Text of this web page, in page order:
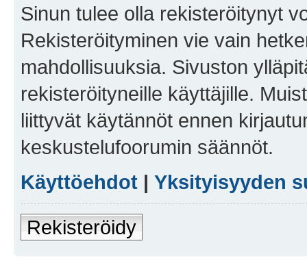
Sinun tulee olla rekisteröitynyt
Rekisteröityminen vie vain
mahdollisuuksia. Sivuston
rekisteröityneille käyttäjille.
liittyvät käytännöt ennen
keskustelufoorumin säännöt.
Käyttöehdot | Yksityisyyden
Rekisteröidy